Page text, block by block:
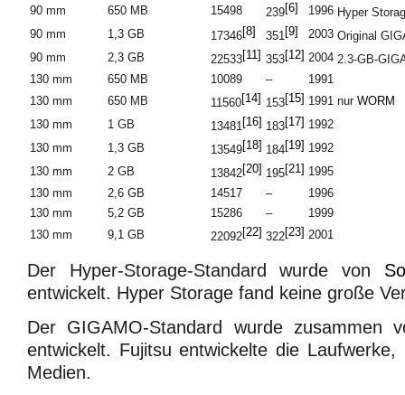
90 mm
650 MB 15498 239[6] 1996 Hyper
90 mm
1,3 GB 17346[8] 351[9] 2003 Original
90 mm
2,3 GB 22533[11] 353[12] 2004 2.3-GB-
130 mm
650 MB 10089 –
1991
130 mm
650 MB 11560[14] 153[15] 1991 nur WORM
130 mm
1 GB 13481[16] 183[17] 1992
130 mm
1,3 GB 13549[18] 184[19] 1992
130 mm
2 GB 13842[20] 195[21] 1995
130 mm
2,6 GB 14517 –
1996
130 mm
5,2 GB 15286 –
1999
130 mm
9,1 GB 22092[22] 322[23] 2001
Der Hyper-Storage-Standard wurde von
entwickelt. Hyper Storage fand keine große
Der GIGAMO-Standard wurde zusammen
entwickelt. Fujitsu entwickelte die
Medien.